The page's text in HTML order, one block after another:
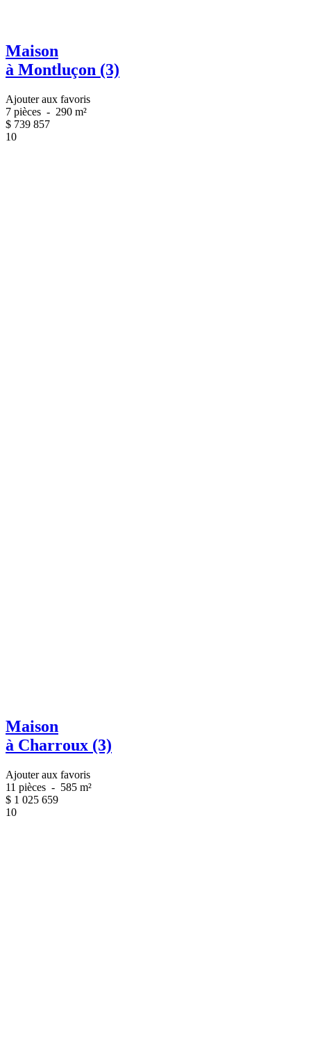
Maison
à Montluçon (3)
Ajouter aux favoris
7 pièces - 290 m²
$ 739 857
10
Maison
à Charroux (3)
Ajouter aux favoris
11 pièces - 585 m²
$ 1 025 659
10